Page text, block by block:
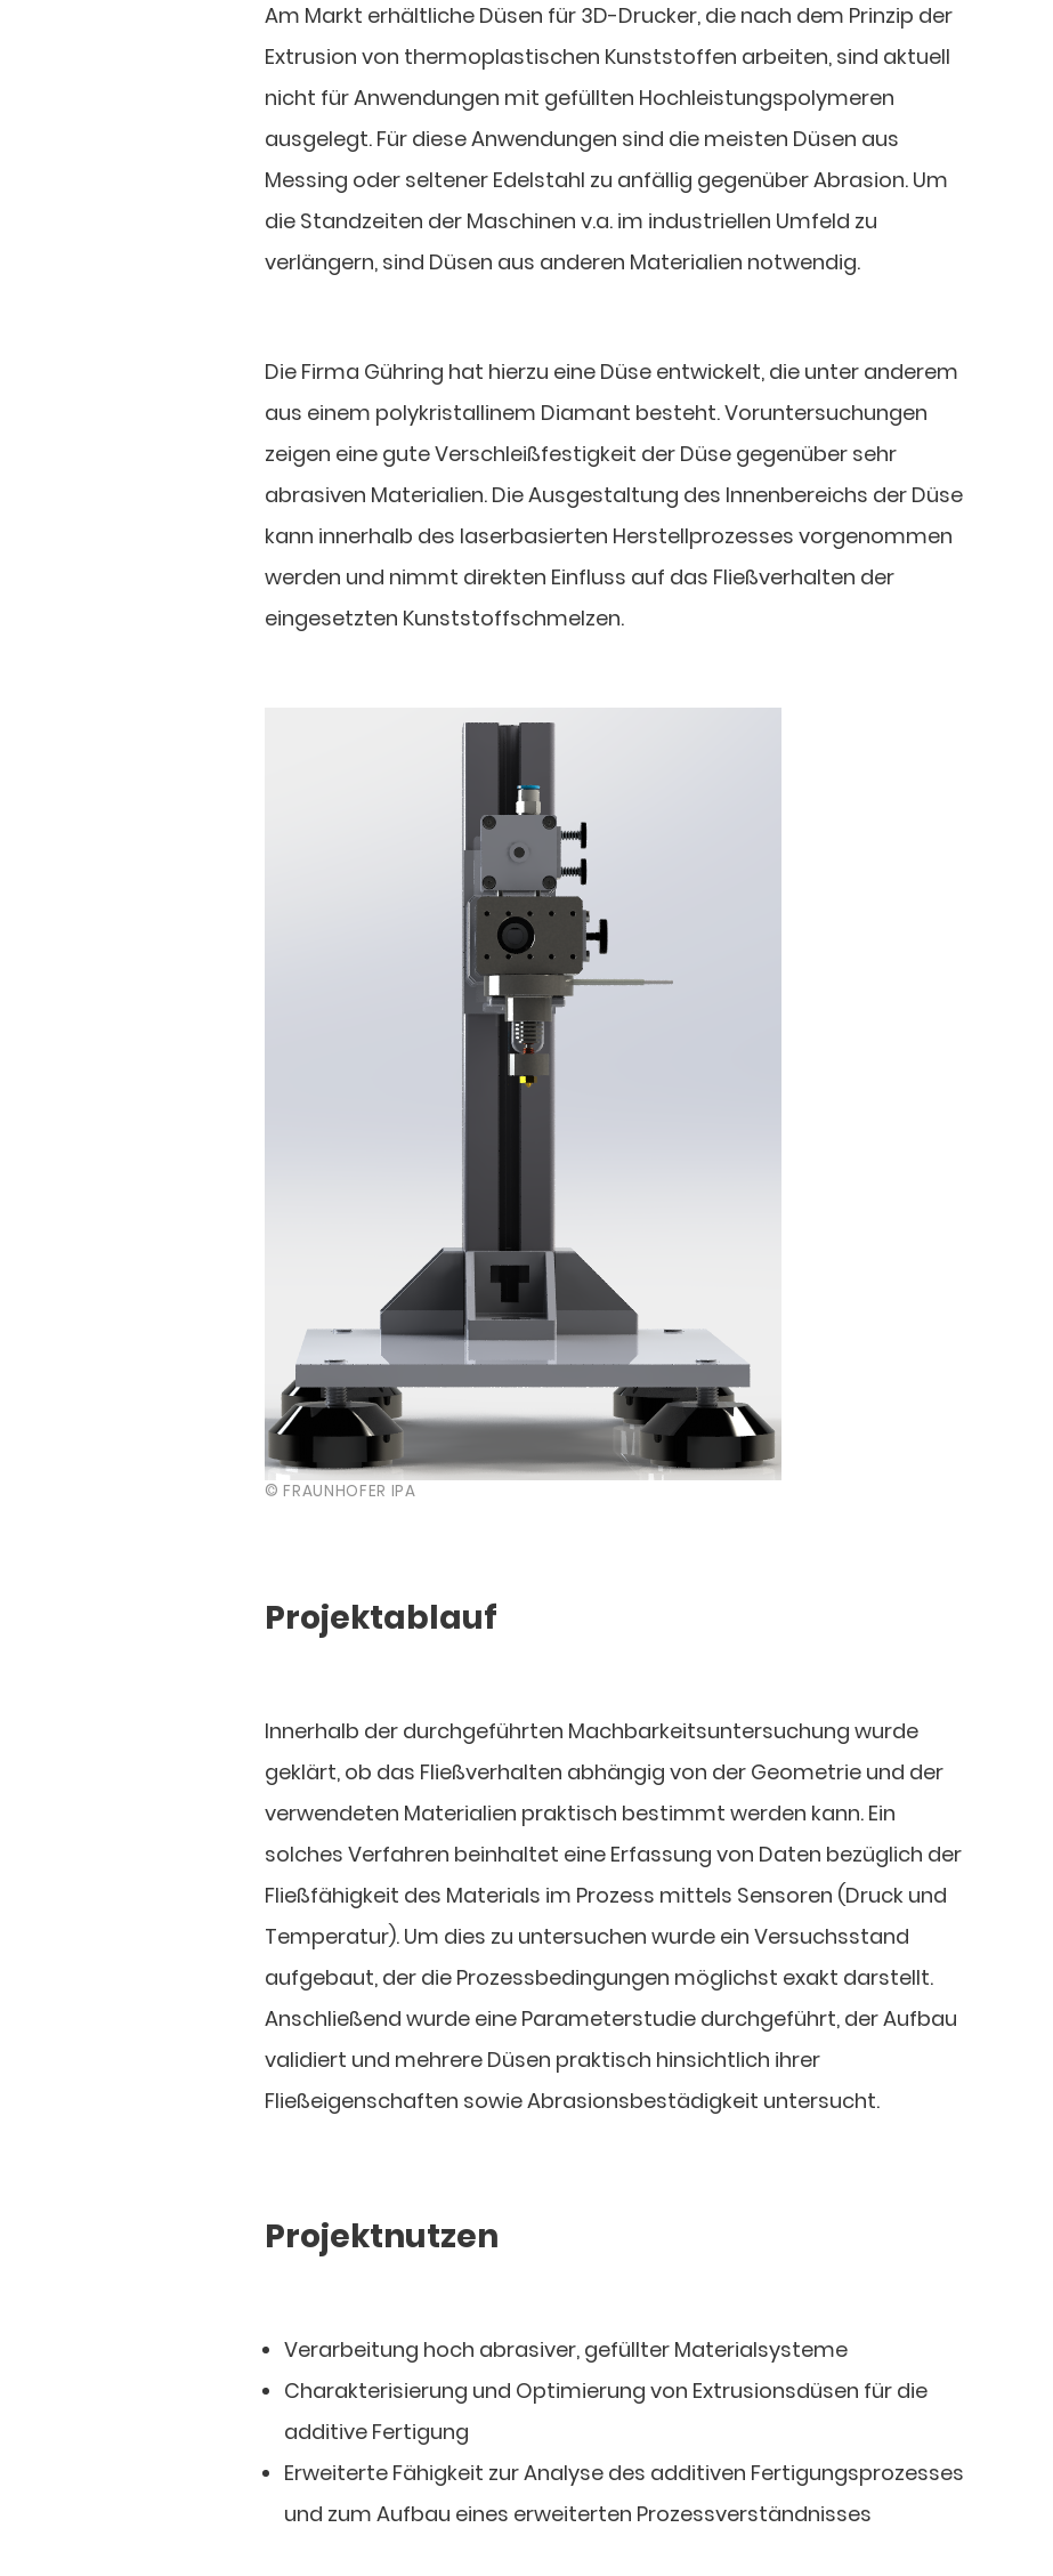
Am Markt erhältliche Düsen für 3D-Drucker, die nach dem Prinzip der
Extrusion von thermoplastischen Kunststoffen arbeiten, sind aktuell
nicht für Anwendungen mit gefüllten Hochleistungspolymeren
ausgelegt. Für diese Anwendungen sind die meisten Düsen aus
Messing oder seltener Edelstahl zu anfällig gegenüber Abrasion. Um
die Standzeiten der Maschinen v.a. im industriellen Umfeld zu
verlängern, sind Düsen aus anderen Materialien notwendig.
Die Firma Gühring hat hierzu eine Düse entwickelt, die unter anderem
aus einem polykristallinem Diamant besteht. Voruntersuchungen
zeigen eine gute Verschleißfestigkeit der Düse gegenüber sehr
abrasiven Materialien. Die Ausgestaltung des Innenbereichs der Düse
kann innerhalb des laserbasierten Herstellprozesses vorgenommen
werden und nimmt direkten Einfluss auf das Fließverhalten der
eingesetzten Kunststoffschmelzen.
© FRAUNHOFER IPA
Projektablauf
Innerhalb der durchgeführten Machbarkeitsuntersuchung wurde
geklärt, ob das Fließverhalten abhängig von der Geometrie und der
verwendeten Materialien praktisch bestimmt werden kann. Ein
solches Verfahren beinhaltet eine Erfassung von Daten bezüglich der
Fließfähigkeit des Materials im Prozess mittels Sensoren (Druck und
Temperatur). Um dies zu untersuchen wurde ein Versuchsstand
aufgebaut, der die Prozessbedingungen möglichst exakt darstellt.
Anschließend wurde eine Parameterstudie durchgeführt, der Aufbau
validiert und mehrere Düsen praktisch hinsichtlich ihrer
Fließeigenschaften sowie Abrasionsbestädigkeit untersucht.
Projektnutzen
Verarbeitung hoch abrasiver, gefüllter Materialsysteme
Charakterisierung und Optimierung von Extrusionsdüsen für die
additive Fertigung
Erweiterte Fähigkeit zur Analyse des additiven Fertigungsprozesses
und zum Aufbau eines erweiterten Prozessverständnisses